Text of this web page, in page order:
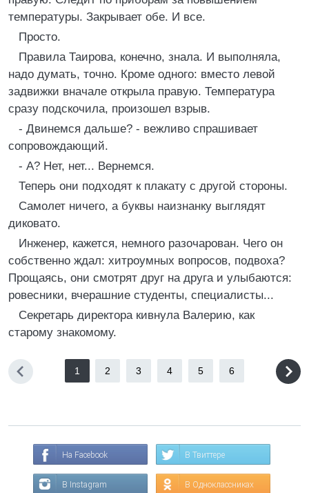
температуры. Закрывает обе. И все.
Просто.
Правила Таирова, конечно, знала. И выполняла,
надо думать, точно. Кроме одного: вместо левой
задвижки вначале открыла правую. Температура
сразу подскочила, произошел взрыв.
- Двинемся дальше? - вежливо спрашивает
сопровождающий.
- А? Нет, нет... Вернемся.
Теперь они подходят к плакату с другой стороны.
Самолет ничего, а буквы наизнанку выглядят
диковато.
Инженер, кажется, немного разочарован. Чего он
собственно ждал: хитроумных вопросов, подвоха?
Прощаясь, они смотрят друг на друга и улыбаются:
ровесники, вчерашние студенты, специалисты...
Секретарь директора кивнула Валерию, как
старому знакомому.
1 2 3 4 5 6
На Facebook В Твиттере
В Instagram В Одноклассниках